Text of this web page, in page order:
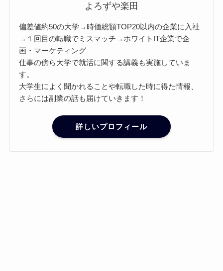
よろずや楽田
偏差値約50の大学→時価総額TOP20以内の企業に入社
→１回目の転職でミスマッチ→ホワイトIT企業で企
画・マーケティング
仕事の傍ら大学で就活に関する講義も実施していま
す。
大学生によく聞かれることや転職した時に得た情報、
さらには副業の話も届けていきます！
詳しいプロフィール